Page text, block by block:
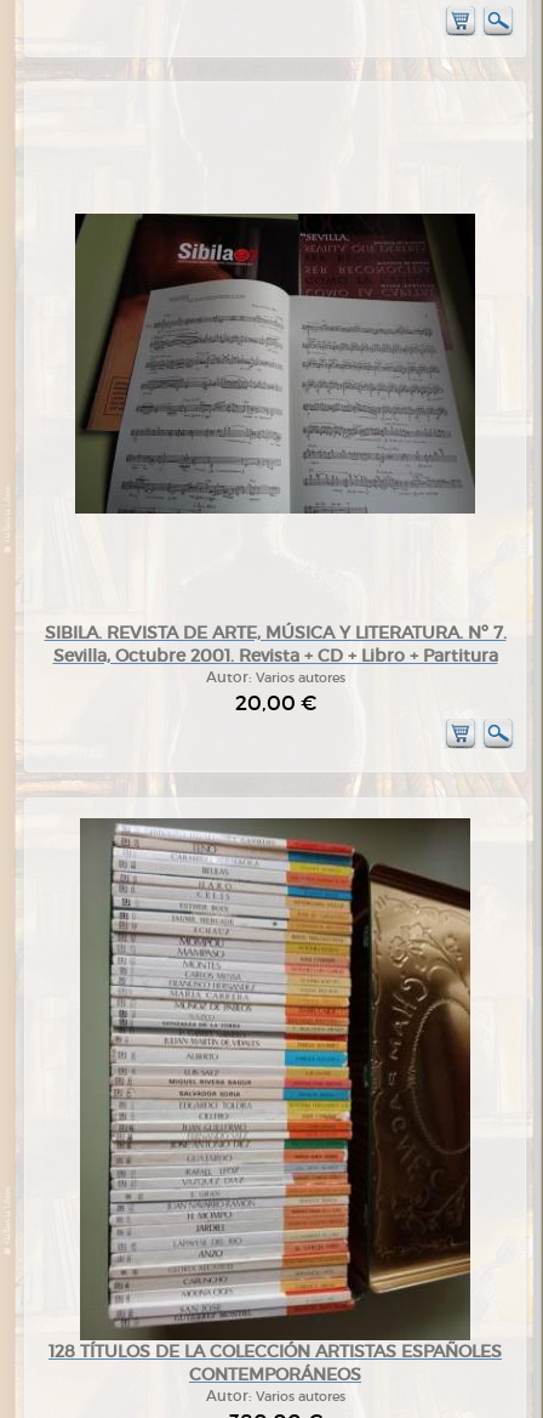
SIBILA. REVISTA DE ARTE, MÚSICA Y LITERATURA. Nº 7.
Sevilla, Octubre 2001. Revista + CD + Libro + Partitura
Autor: Varios autores
20,00 €
128 TÍTULOS DE LA COLECCIÓN ARTISTAS ESPAÑOLES
CONTEMPORÁNEOS
Autor: Varios autores